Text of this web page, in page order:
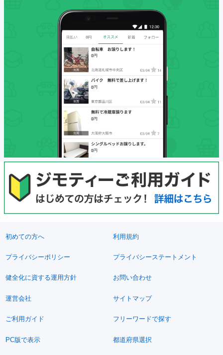
初めての方へ 利用規約
プライバシーポリシー プライバシーステートメント
健全化に資する運用方針 お問い合わせ
運営会社 サイトマップ
ご利用ガイド フリーワードで探す
PC版で表示 都道府県選択